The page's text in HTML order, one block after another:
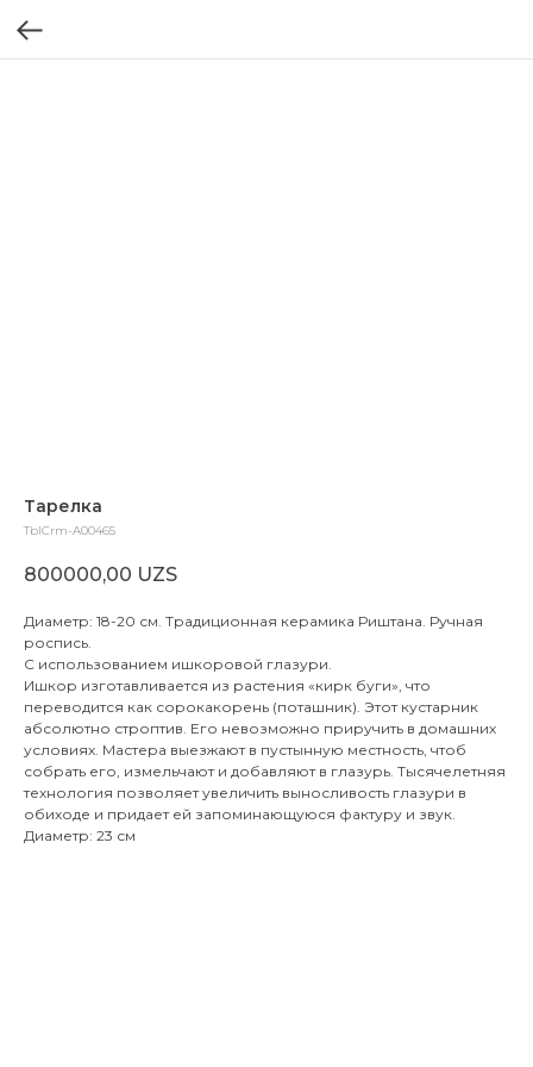
Тарелка
TblCrm-A00465
800000,00 UZS
Диаметр: 18-20 см. Традиционная керамика Риштана. Ручная
роспись.
С использованием ишкоровой глазури.
Ишкор изготавливается из растения «кирк буги», что
переводится как сорокакорень (поташник). Этот кустарник
абсолютно строптив. Его невозможно приручить в домашних
условиях. Мастера выезжают в пустынную местность, чтоб
собрать его, измельчают и добавляют в глазурь. Тысячелетняя
технология позволяет увеличить выносливость глазури в
обиходе и придает ей запоминающуюся фактуру и звук.
Диаметр: 23 см